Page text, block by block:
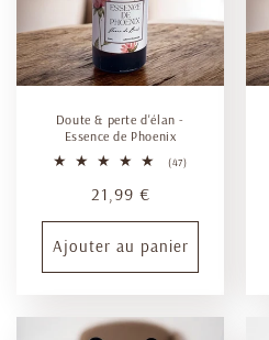
Doute & perte d'élan -
Essence de Phoenix
(47)47
Prix
habituel
21,99 €
Ajouter au panier